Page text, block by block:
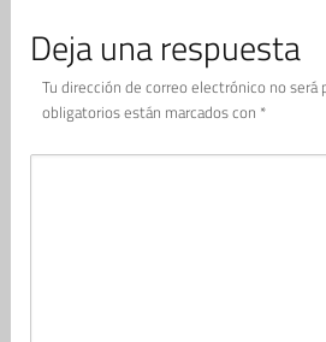
Deja una respuesta
Tu dirección de correo electrónico no será
obligatorios están marcados con *